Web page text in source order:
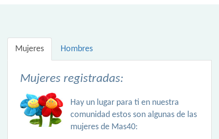
Mujeres Hombres
Mujeres registradas:
Hay un lugar para ti en nuestra
comunidad estos son algunas de las
mujeres de Mas40: